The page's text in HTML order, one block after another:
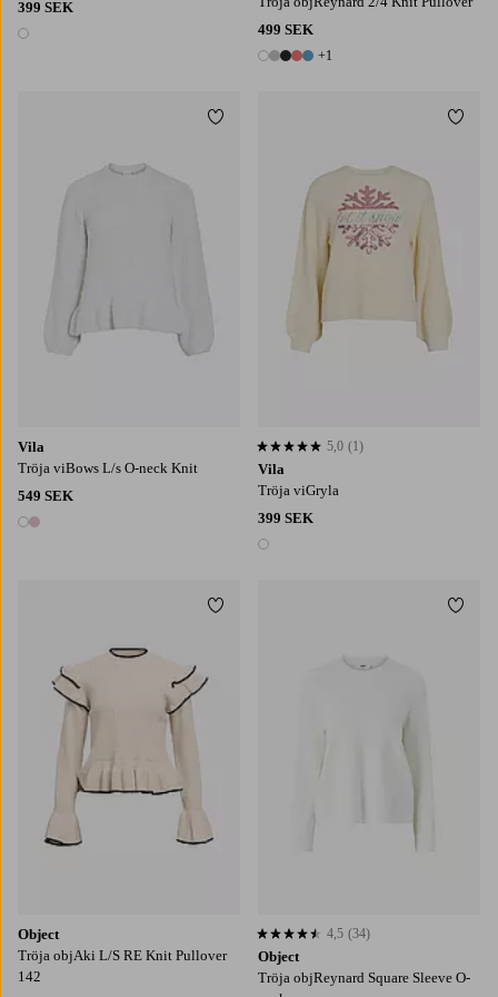
399 SEK
1 färg
499 SEK
6 färger
+1
Vila
Tröja viBows L/s O-neck Knit
549 SEK
2 färger
Lägg till i favoriter
Vila
Tröja viGryla
399 SEK
1 färg
5,0 baserat på 1 st betyg
5,0 (1)
Object
Tröja objAki L/S RE Knit Pullover
142
Lägg till i favoriter
Object
Tröja objReynard Square Sleeve O-
4,5 baserat på 34 st betyg
4,5 (34)